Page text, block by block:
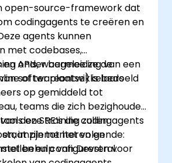
open-source-framework dat
codingagents te creëren en
agents kunnen
met codebases,
APIs, waarmee ze de
softwareontwikkelaars
onder begeleiding van een
of ter plaatse) is bedoeld
op gemiddeld tot
teams die zich bezighouden
en SRE’s die codingagents
implementeren en
behulp van Devstral.
deze training zullen
zijn tot het volgende:
en configureren voor